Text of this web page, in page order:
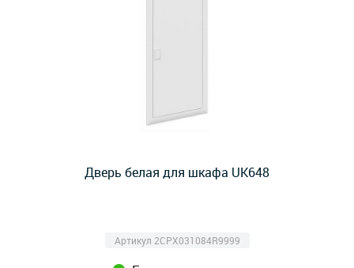
Дверь белая для шкафа UK648
Артикул 2CPX031084R9999